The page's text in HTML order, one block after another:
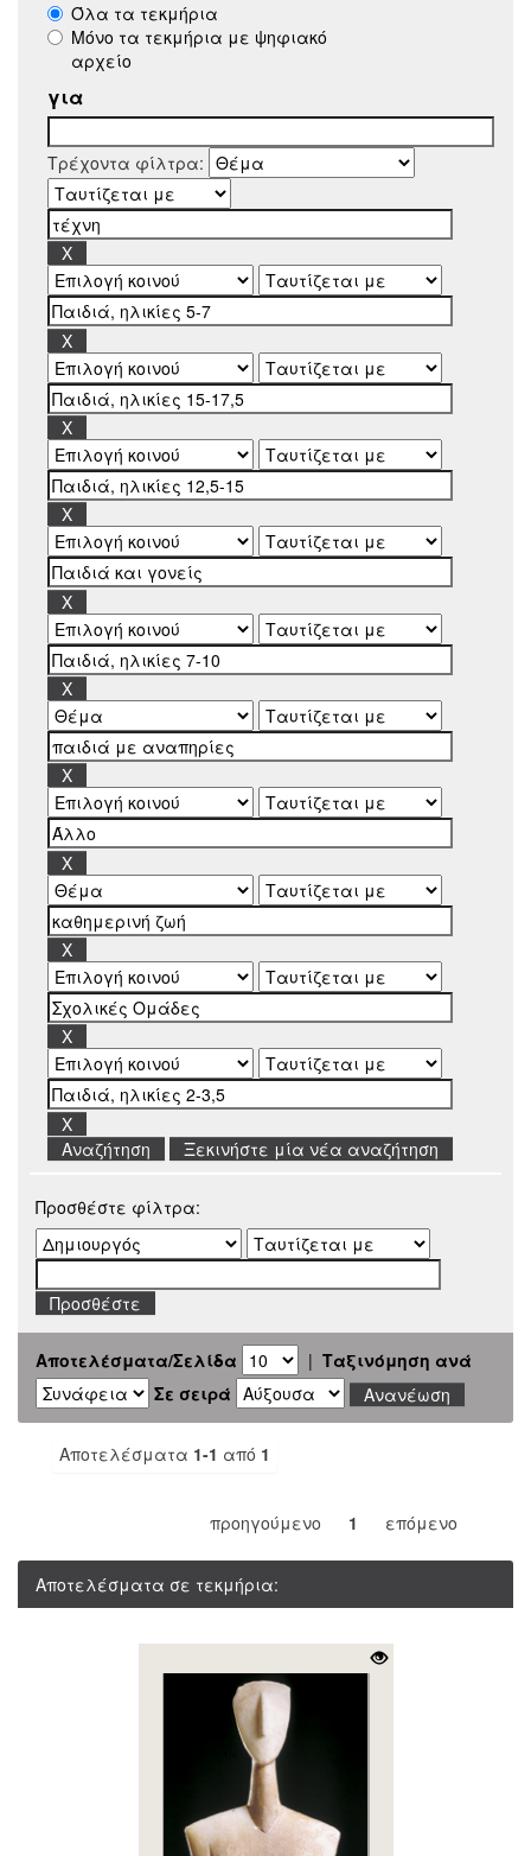
Όλα τα τεκμήρια
Μόνο τα τεκμήρια με ψηφιακό
αρχείο
για
Τρέχοντα φίλτρα:
Ξεκινήστε μία νέα αναζήτηση
Προσθέστε φίλτρα:
Αποτελέσματα/Σελίδα | Ταξινόμηση ανά
Σε σειρά
Αποτελέσματα 1-1 από 1
προηγούμενο 1 επόμενο
Αποτελέσματα σε τεκμήρια: